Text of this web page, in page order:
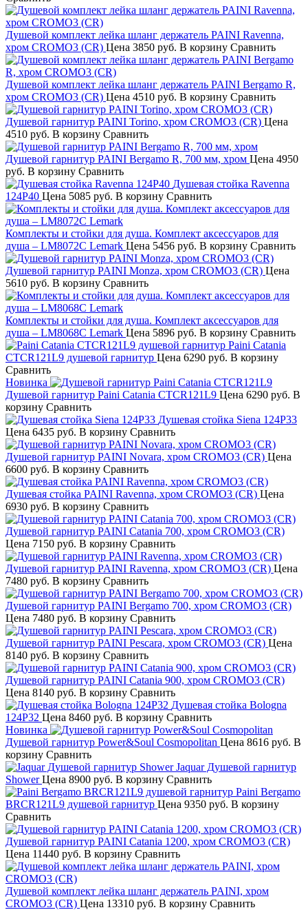
Душевой комплект лейка шланг держатель PAINI Ravenna,
хром CROMO3 (CR) Цена 3850 руб. В корзину Сравнить
Душевой комплект лейка шланг держатель PAINI Bergamo R,
хром CROMO3 (CR) Цена 4510 руб. В корзину Сравнить
Душевой гарнитур PAINI Torino, хром CROMO3 (CR) Цена
4510 руб. В корзину Сравнить
Душевой гарнитур PAINI Bergamo R, 700 мм, хром Цена 4950
руб. В корзину Сравнить
Душевая стойка Ravenna
124P40 Цена 5085 руб. В корзину Сравнить
Комплекты и стойки для душа. Комплект аксессуаров для
душа – LM8072C Lemark Цена 5456 руб. В корзину Сравнить
Душевой гарнитур PAINI Monza, хром CROMO3 (CR) Цена
5610 руб. В корзину Сравнить
Комплекты и стойки для душа. Комплект аксессуаров для
душа – LM8068C Lemark Цена 5896 руб. В корзину Сравнить
Paini Catania
CTCR121L9 душевой гарнитур Цена 6290 руб. В корзину
Сравнить
Новинка
Душевой гарнитур Paini Catania CTCR121L9 Цена 6290 руб. В
корзину Сравнить
Душевая стойка Siena 124P33
Цена 6435 руб. В корзину Сравнить
Душевой гарнитур PAINI Novara, хром CROMO3 (CR) Цена
6600 руб. В корзину Сравнить
Душевая стойка PAINI Ravenna, хром CROMO3 (CR) Цена
6930 руб. В корзину Сравнить
Душевой гарнитур PAINI Catania 700, хром CROMO3 (CR)
Цена 7150 руб. В корзину Сравнить
Душевой гарнитур PAINI Ravenna, хром CROMO3 (CR) Цена
7480 руб. В корзину Сравнить
Душевой гарнитур PAINI Bergamo 700, хром CROMO3 (CR)
Цена 7480 руб. В корзину Сравнить
Душевой гарнитур PAINI Pescara, хром CROMO3 (CR) Цена
8140 руб. В корзину Сравнить
Душевой гарнитур PAINI Catania 900, хром CROMO3 (CR)
Цена 8140 руб. В корзину Сравнить
Душевая стойка Bologna
124P32 Цена 8460 руб. В корзину Сравнить
Новинка
Душевой гарнитур Power&Soul Cosmopolitan Цена 8616 руб. В
корзину Сравнить
Jaquar Душевой гарнитур
Shower Цена 8900 руб. В корзину Сравнить
Paini Bergamo
BRCR121L9 душевой гарнитур Цена 9350 руб. В корзину
Сравнить
Душевой гарнитур PAINI Catania 1200, хром CROMO3 (CR)
Цена 11440 руб. В корзину Сравнить
Душевой комплект лейка шланг держатель PAINI, хром
CROMO3 (CR) Цена 13310 руб. В корзину Сравнить